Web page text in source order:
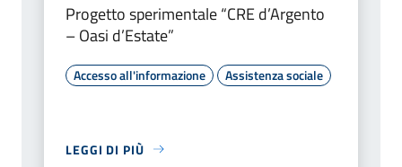
Progetto sperimentale “CRE d’Argento
– Oasi d’Estate”
Accesso all'informazione Assistenza sociale
LEGGI DI PIÙ